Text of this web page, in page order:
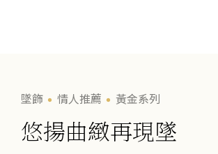
墜飾 情人推薦 黃金系列
悠揚曲緻再現墜